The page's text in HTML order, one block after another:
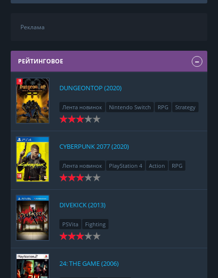
Реклама
РЕЙТИНГОВОЕ
DUNGEONTOP (2020)
Лента новинок Nintendo Switch RPG Strategy
CYBERPUNK 2077 (2020)
Лента новинок PlayStation 4 Action
RPG
Racing
Adventure
DIVEKICK (2013)
PSVita Fighting
24: THE GAME (2006)